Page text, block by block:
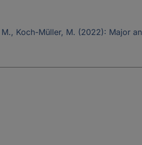
Koch-Müller, M. (2022): Major